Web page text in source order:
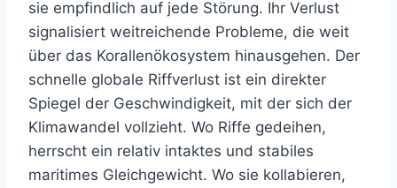
sie empfindlich auf jede Störung. Ihr Verlust
signalisiert weitreichende Probleme, die weit
über das Korallenökosystem hinausgehen. Der
schnelle globale Riffverlust ist ein direkter
Spiegel der Geschwindigkeit, mit der sich der
Klimawandel vollzieht. Wo Riffe gedeihen,
herrscht ein relativ intaktes und stabiles
maritimes Gleichgewicht. Wo sie kollabieren,